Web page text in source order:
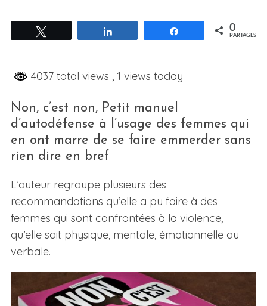
Partagez 0
PARTAGES
4037 total views , 1 views today
Non, c’est non, Petit manuel
d’autodéfense à l’usage des femmes qui
en ont marre de se faire emmerder sans
rien dire en bref
L’auteur regroupe plusieurs des
recommandations qu’elle a pu faire à des
femmes qui sont confrontées à la violence,
qu’elle soit physique, mentale, émotionnelle ou
verbale.